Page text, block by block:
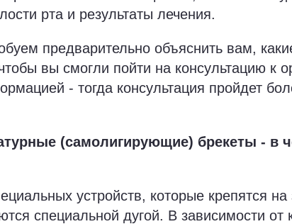
рта и результаты лечения.
предварительно объяснить вам,
вы смогли пойти на консультацию к
- тогда консультация пройдет
(самолигирующие) брекеты - в
устройств, которые крепятся
специальной дугой. В зависимости от